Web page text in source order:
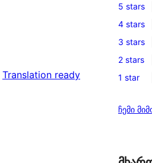
Translation ready
5
5-
star
reviews
5 stars
0
4-
star
reviews
4 stars
1
3-
star
3 stars
0
2-
reviews
2 stars
1
star
1 star
ჩემი